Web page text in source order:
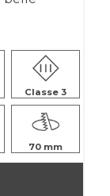
Classe 3
70